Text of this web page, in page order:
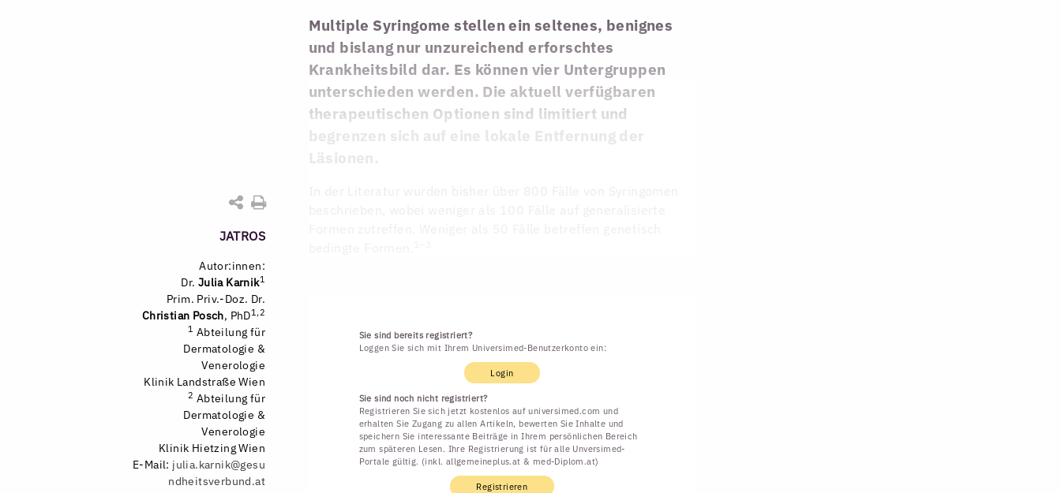
JATROS
Autor:innen:
Dr. Julia Karnik1
Prim. Priv.-Doz. Dr.
Christian Posch, PhD1,2
1 Abteilung für
Dermatologie &
Venerologie
Klinik Landstraße Wien
2 Abteilung für
Dermatologie &
Venerologie
Klinik Hietzing Wien
E-Mail: julia.karnik@gesu
ndheitsverbund.at
Multiple Syringome stellen ein seltenes, benignes
und bislang nur unzureichend erforschtes
Krankheitsbild dar. Es können vier Untergruppen
unterschieden werden. Die aktuell verfügbaren
therapeutischen Optionen sind limitiert und
begrenzen sich auf eine lokale Entfernung der
Läsionen.
Sie sind bereits registriert?
Loggen Sie sich mit Ihrem Universimed-Benutzerkonto ein:
Login
Sie sind noch nicht registriert?
Registrieren Sie sich jetzt kostenlos auf universimed.com und
erhalten Sie Zugang zu allen Artikeln, bewerten Sie Inhalte und
speichern Sie interessante Beiträge in Ihrem persönlichen Bereich
zum späteren Lesen. Ihre Registrierung ist für alle Unversimed-
Portale gültig. (inkl. allgemeineplus.at & med-Diplom.at)
Registrieren